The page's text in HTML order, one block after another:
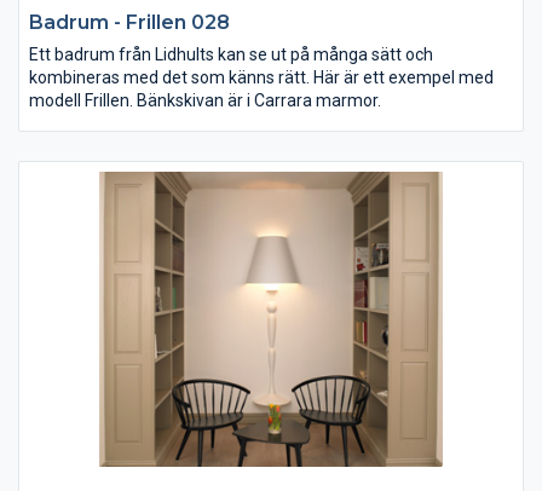
Badrum - Frillen 028
Ett badrum från Lidhults kan se ut på många sätt och
kombineras med det som känns rätt. Här är ett exempel med
modell Frillen. Bänkskivan är i Carrara marmor.